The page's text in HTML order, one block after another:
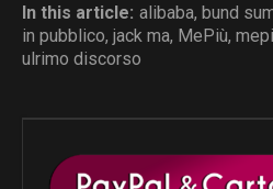
In this article: alibaba, bund
in pubblico, jack ma, MePiù,
ulrimo discorso